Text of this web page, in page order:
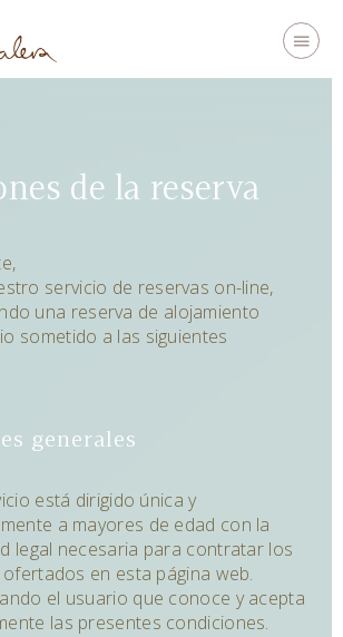
APPLY
de la reserva
servicio de reservas on-line,
una reserva de alojamiento
sometido a las siguientes
generales
está dirigido única y
a mayores de edad con la
legal necesaria para contratar los
en esta página web.
el usuario que conoce y acepta
las presentes condiciones.